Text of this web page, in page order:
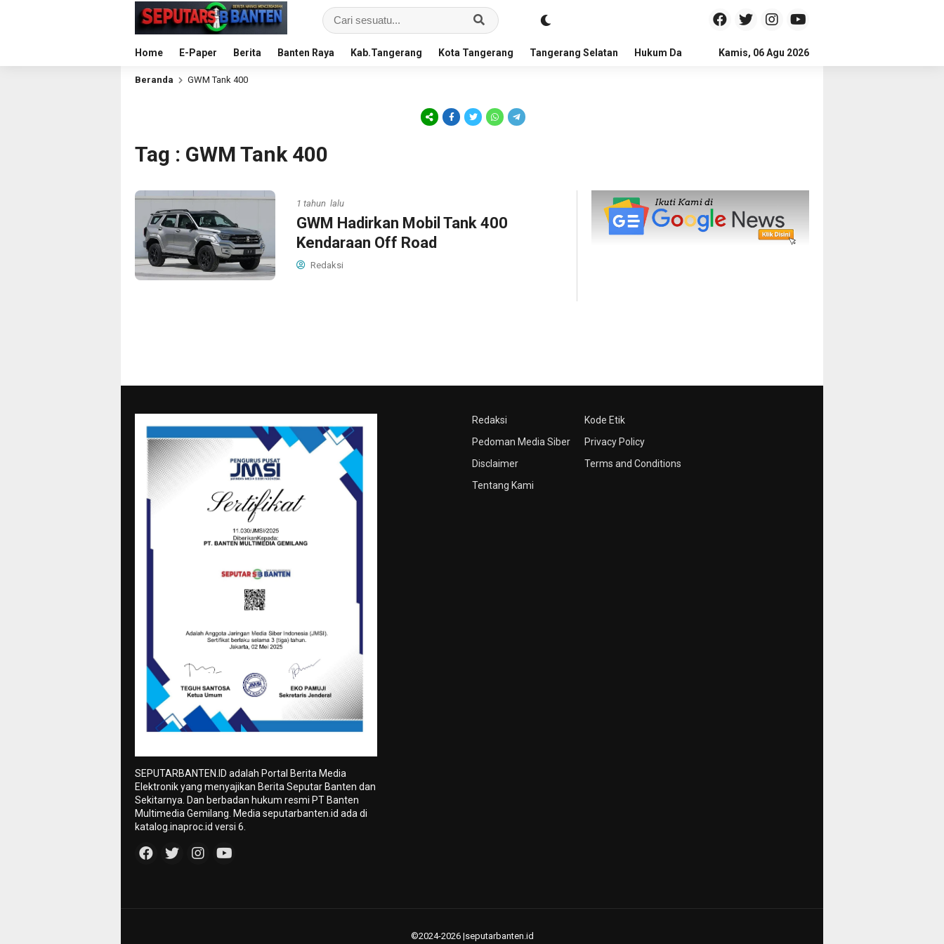
Home E-Paper Berita Banten Raya Kab.Tangerang Kota Tangerang Tangerang Selatan Hukum Dan Kriminal Politik Pendidikan
Kamis, 06 Agu 2026
Beranda GWM Tank 400
Tag : GWM Tank 400
1 tahun lalu
GWM Hadirkan Mobil Tank 400
Kendaraan Off Road
Redaksi
Redaksi
Pedoman Media Siber
Disclaimer
Tentang Kami
Kode Etik
Privacy Policy
Terms and Conditions
SEPUTARBANTEN.ID adalah Portal Berita Media
Elektronik yang menyajikan Berita Seputar Banten dan
Sekitarnya. Dan berbadan hukum resmi PT Banten
Multimedia Gemilang. Media seputarbanten.id ada di
katalog.inaproc.id versi 6.
©2024-2026 |seputarbanten.id